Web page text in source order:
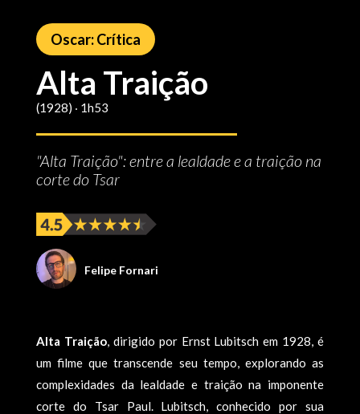
Oscar: Crítica
Alta Traição
(1928) ‧ 1h53
"Alta Traição": entre a lealdade e a traição na
corte do Tsar
Felipe Fornari
Alta Traição, dirigido por Ernst Lubitsch em 1928, é
um filme que transcende seu tempo, explorando as
complexidades da lealdade e traição na imponente
corte do Tsar Paul. Lubitsch, conhecido por sua